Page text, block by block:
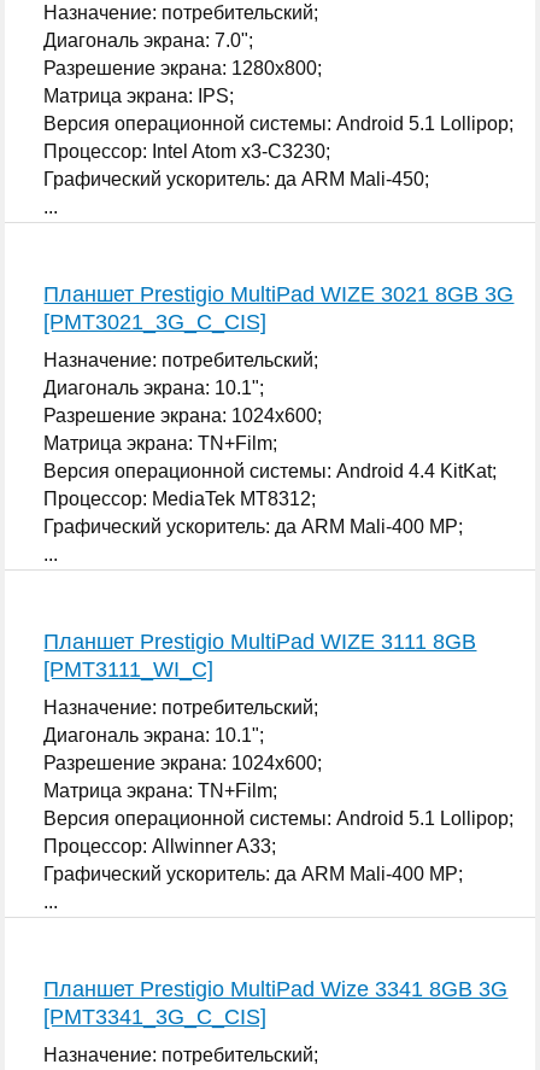
Назначение: потребительский;
Диагональ экрана: 7.0";
Разрешение экрана: 1280x800;
Матрица экрана: IPS;
Версия операционной системы: Android 5.1 Lollipop;
Процессор: Intel Atom x3-C3230;
Графический ускоритель: да ARM Mali-450;
...
Планшет Prestigio MultiPad WIZE 3021 8GB 3G
[PMT3021_3G_C_CIS]
Назначение: потребительский;
Диагональ экрана: 10.1";
Разрешение экрана: 1024x600;
Матрица экрана: TN+Film;
Версия операционной системы: Android 4.4 KitKat;
Процессор: MediaTek MT8312;
Графический ускоритель: да ARM Mali-400 MP;
...
Планшет Prestigio MultiPad WIZE 3111 8GB
[PMT3111_WI_C]
Назначение: потребительский;
Диагональ экрана: 10.1";
Разрешение экрана: 1024x600;
Матрица экрана: TN+Film;
Версия операционной системы: Android 5.1 Lollipop;
Процессор: Allwinner A33;
Графический ускоритель: да ARM Mali-400 MP;
...
Планшет Prestigio MultiPad Wize 3341 8GB 3G
[PMT3341_3G_C_CIS]
Назначение: потребительский;